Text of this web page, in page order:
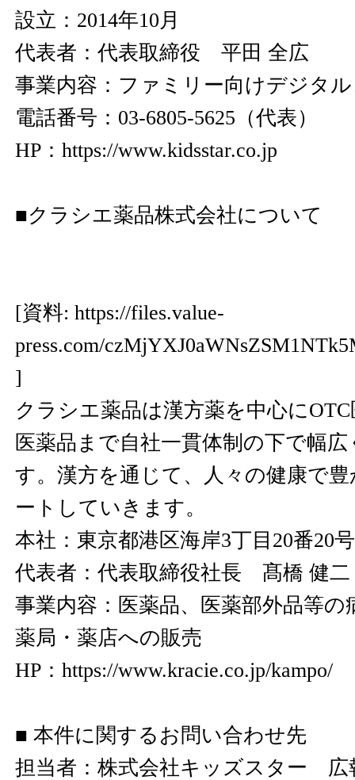
設立：2014年10月
代表者：代表取締役 平田 全広
事業内容：ファミリー向けデジタ
電話番号：03-6805-5625（代表）
HP： https://www.kidsstar.co.jp
■クラシエ薬品株式会社について
[資料: https://files.value-
press.com/
]
クラシエ薬品は漢方薬を中心に
医薬品まで自社一貫体制の下で幅
す。漢方を通じて、人々の健康で
ートしていきます。
本社：東京都港区海岸3丁目20番20号
代表者：代表取締役社長 髙橋 健二
事業内容：医薬品、医薬部外品等の
薬局・薬店への販売
HP： https://www.kracie.co.jp/kampo/
■ 本件に関するお問い合わせ先
担当者：株式会社キッズスター 広